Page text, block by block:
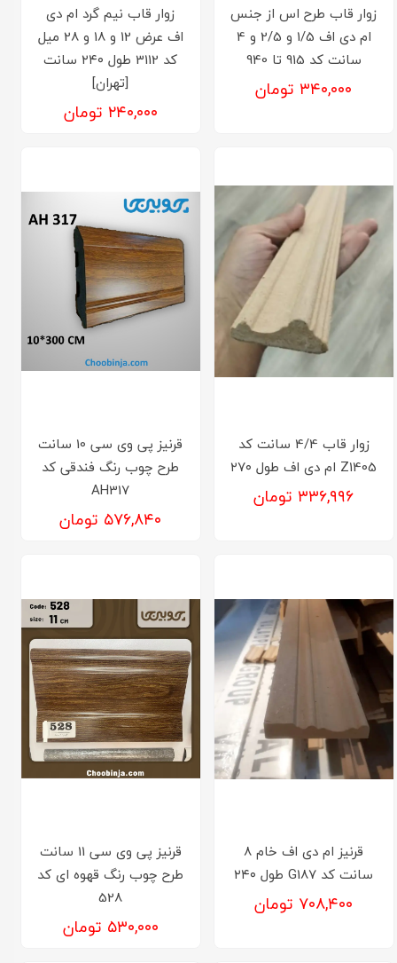
زوار قاب طرح اس از جنس
ام دی اف 1/5 و 2/5 و 4
سانت کد 915 تا 940
۳۴۰,۰۰۰ تومان
زوار قاب نیم گرد ام دی
اف عرض 12 و 18 و 28 میل
کد 3112 طول ۲۴۰ سانت
[تهران]
۲۴۰,۰۰۰ تومان
زوار قاب 4/4 سانت کد
Z1405 ام دی اف طول ۲۷۰
۳۳۶,۹۹۶ تومان
قرنیز پی وی سی 10 سانت
طرح چوب رنگ فندقی کد
AH317
۵۷۶,۸۴۰ تومان
قرنیز ام دی اف خام 8
سانت کد G187 طول ۲۴۰
۷۰۸,۴۰۰ تومان
قرنیز پی وی سی 11 سانت
طرح چوب رنگ قهوه ای کد
528
۵۳۰,۰۰۰ تومان